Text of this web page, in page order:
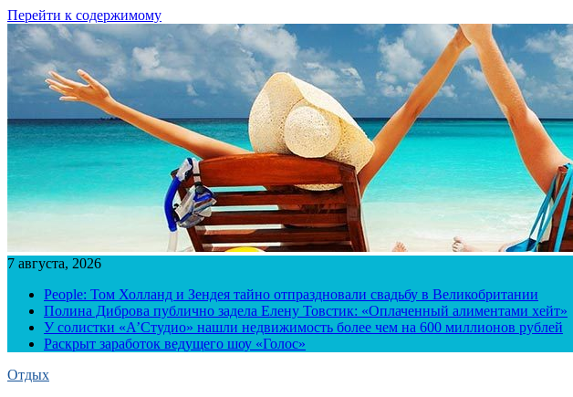
Перейти к содержимому
7 августа, 2026
People: Том Холланд и Зендея тайно отпраздновали свадьбу в Великобритании
Полина Диброва публично задела Елену Товстик: «Оплаченный алиментами хейт»
У солистки «А’Студио» нашли недвижимость более чем на 600 миллионов рублей
Раскрыт заработок ведущего шоу «Голос»
Отдых